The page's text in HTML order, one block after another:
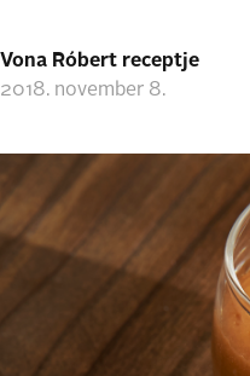
Vona Róbert receptje
2018. november 8.